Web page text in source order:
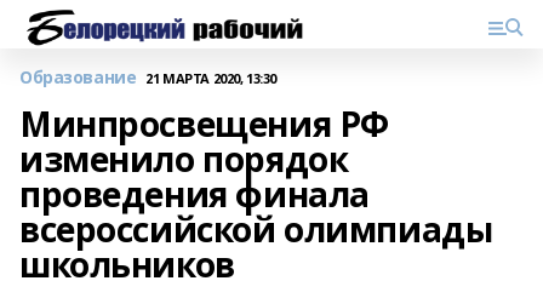
Образование 21 МАРТА 2020, 13:30
Минпросвещения РФ
изменило порядок
проведения финала
всероссийской олимпиады
школьников